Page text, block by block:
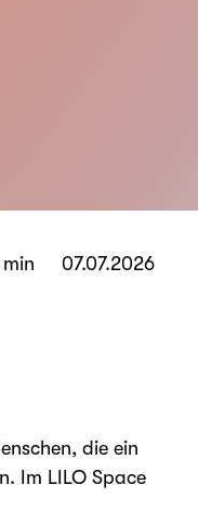
die ein
Im LILO Space
07.07.2026